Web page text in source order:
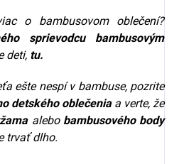
o bambusovom oblečení?
sprievodcu bambusovým
deti, tu.
ešte nespí v bambuse, pozrite
detského oblečenia a verte, že
alebo bambusového body
trvať dlho.